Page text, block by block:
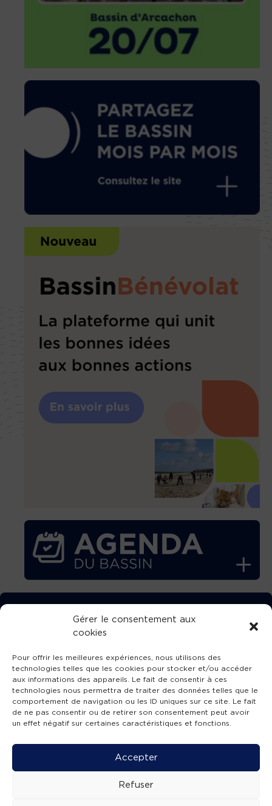
Gérer le consentement aux
cookies
Pour offrir les meilleures expériences, nous utilisons des
technologies telles que les cookies pour stocker et/ou accéder
aux informations des appareils. Le fait de consentir à ces
technologies nous permettra de traiter des données telles que le
comportement de navigation ou les ID uniques sur ce site. Le fait
de ne pas consentir ou de retirer son consentement peut avoir
un effet négatif sur certaines caractéristiques et fonctions.
Accepter
Refuser
TÉLÉCHARGEZ GRATUITEMENT
L’APPLICATION TVBA !
SUIVEZ-NOUS !
Mentions légales -Accessibilité